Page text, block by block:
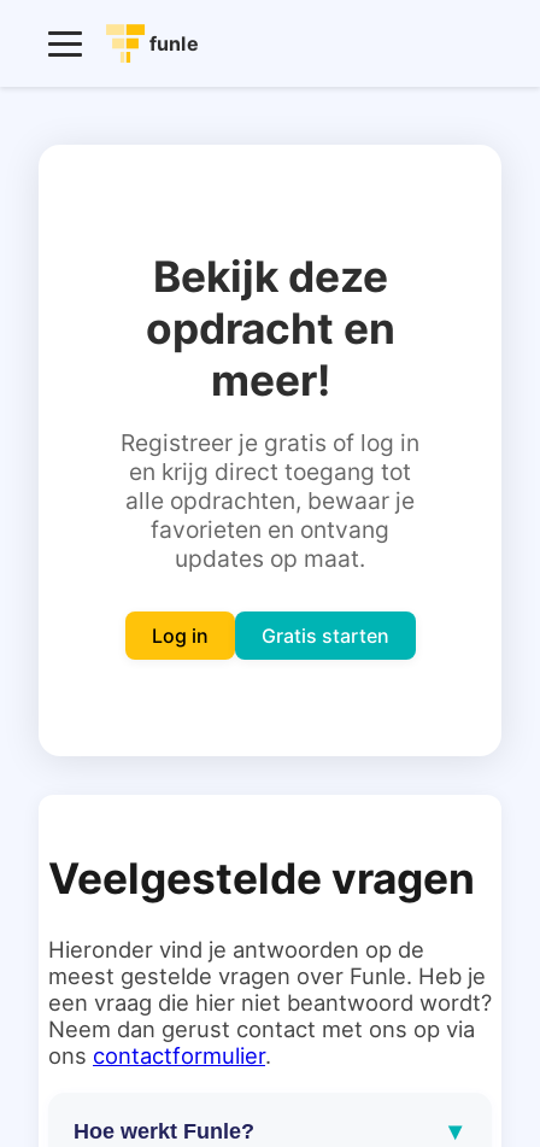
funle
Inloggen
Gratis starten
Bekijk deze
opdracht en
meer!
Registreer je gratis of log in
en krijg direct toegang tot
alle opdrachten, bewaar je
favorieten en ontvang
updates op maat.
Log in Gratis starten
Veelgestelde vragen
Hieronder vind je antwoorden op de
meest gestelde vragen over Funle. Heb je
een vraag die hier niet beantwoord wordt?
Neem dan gerust contact met ons op via
ons contactformulier.
Hoe werkt Funle? ▾